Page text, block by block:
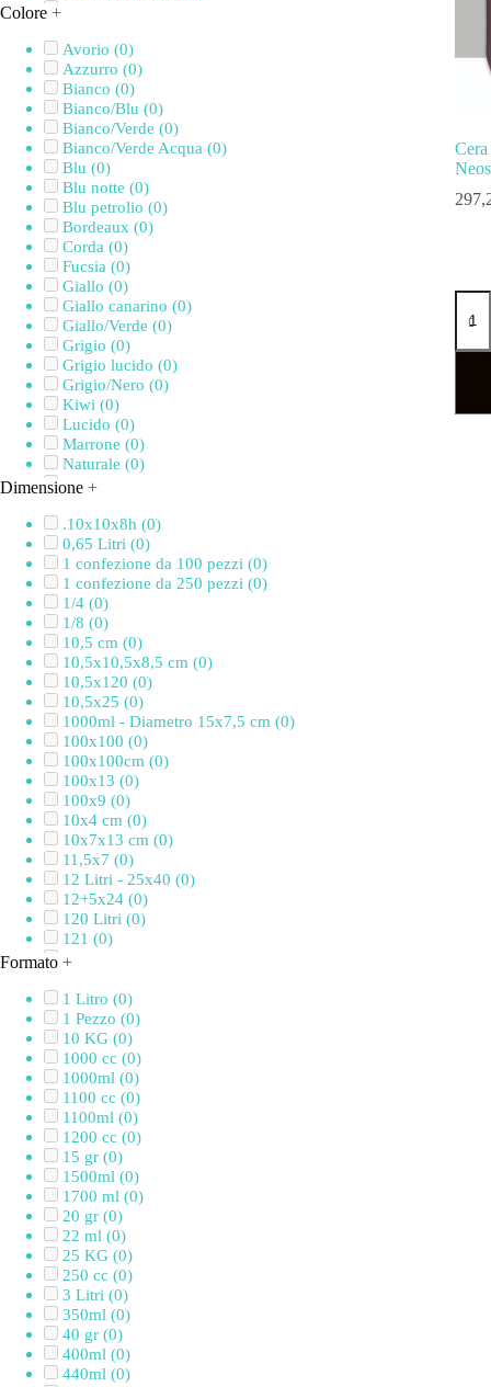
Sapone schiuma
Unite(0)
Colore +
Avorio (0)
Azzurro (0)
Bianco (0)
Bianco/Blu (0)
Bianco/Verde (0)
Bianco/Verde Acqua (0)
Blu (0)
Blu notte (0)
Blu petrolio (0)
Bordeaux (0)
Corda (0)
Fucsia (0)
Giallo (0)
Giallo canarino (0)
Giallo/Verde (0)
Grigio (0)
Grigio lucido (0)
Grigio/Nero (0)
Kiwi (0)
Lucido (0)
Marrone (0)
Naturale (0)
Nero
Panna(0)
Rosa confetto
Rosso(0)
Rosso/Grigio/Nero(0)
Rosso/Nero
Satinato
Trasparente
Turchese(0)
Verde(0)
Verde acqua
Verde foglia(0)
Verde lime(0)
Dimensione +
.10x10x8h (0)
0,65 Litri (0)
1 confezione da 100 pezzi (0)
1 confezione da 250 pezzi (0)
1/4 (0)
1/8 (0)
10,5 cm (0)
10,5x10,5x8,5 cm (0)
10,5x120 (0)
10,5x25 (0)
1000ml - Diametro 15x7,5 cm (0)
100x100 (0)
100x100cm (0)
100x13 (0)
100x9 (0)
10x4 cm (0)
10x7x13 cm (0)
11,5x7 (0)
12 Litri - 25x40 (0)
12+5x24 (0)
120 Litri (0)
121 (0)
12x24
12x45 (0)
12x60(0)
13,5x13,5x10 cm
130 cm (0)
130 gr(0)
132 x 117 x H 38
140 cm (0)
140 x 106 x H 40
145 cm(0)
14x33(0)
14x34(0)
14x36(0)
14x7x4,2
15 Litri(0)
15,3x22,9x5h
15,4x10,5
150 cm(0)
150-300 cm - Diametro 25-21 mm
150X150cm
150x250 cm
Formato +
1 Litro (0)
1 Pezzo (0)
10 KG (0)
1000 cc (0)
1000ml (0)
1100 cc (0)
1100ml (0)
1200 cc (0)
15 gr (0)
1500ml (0)
1700 ml (0)
20 gr (0)
22 ml (0)
25 KG (0)
250 cc (0)
3 Litri (0)
350ml (0)
40 gr (0)
400ml (0)
440ml (0)